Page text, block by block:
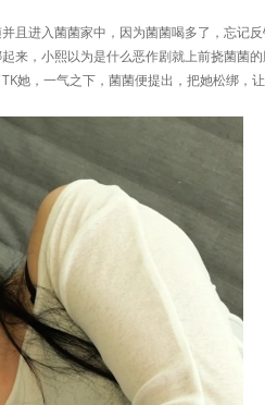
且进入菌菌家中，因为菌菌喝多了，忘记
来，小熙以为是什么恶作剧就上前挠菌菌
她，一气之下，菌菌便提出，把她松绑，